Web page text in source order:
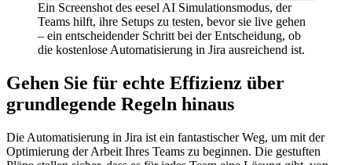
Ein Screenshot des eesel AI Simulationsmodus, der
Teams hilft, ihre Setups zu testen, bevor sie live gehen
– ein entscheidender Schritt bei der Entscheidung, ob
die kostenlose Automatisierung in Jira ausreichend ist.
Gehen Sie für echte Effizienz über
grundlegende Regeln hinaus
Die Automatisierung in Jira ist ein fantastischer Weg, um mit der
Optimierung der Arbeit Ihres Teams zu beginnen. Die gestuften